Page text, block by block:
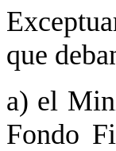
que
a) el
Fondo